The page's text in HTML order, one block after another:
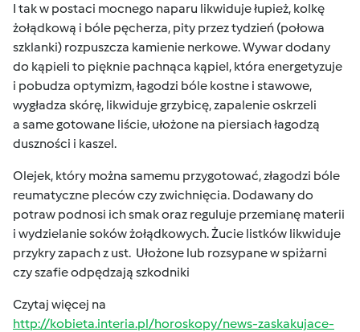
I tak w postaci mocnego naparu likwiduje łupież, kolkę
żołądkową i bóle pęcherza, pity przez tydzień (połowa
szklanki) rozpuszcza kamienie nerkowe. Wywar dodany
do kąpieli to pięknie pachnąca kąpiel, która energetyzuje
i pobudza optymizm, łagodzi bóle kostne i stawowe,
wygładza skórę, likwiduje grzybicę, zapalenie oskrzeli
a same gotowane liście, ułożone na piersiach łagodzą
duszności i kaszel.
Olejek, który można samemu przygotować, złagodzi bóle
reumatyczne pleców czy zwichnięcia. Dodawany do
potraw podnosi ich smak oraz reguluje przemianę materii
i wydzielanie soków żołądkowych. Żucie listków likwiduje
przykry zapach z ust. Ułożone lub rozsypane w spiżarni
czy szafie odpędzają szkodniki
Czytaj więcej na
http://kobieta.interia.pl/horoskopy/news-zaskakujace-